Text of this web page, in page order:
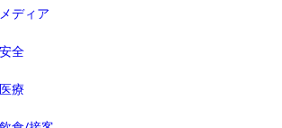
メディア
安全
医療